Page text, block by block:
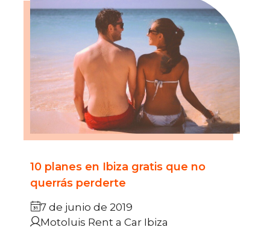
10 planes en Ibiza gratis que no
querrás perderte
7 de junio de 2019
Motoluis Rent a Car Ibiza